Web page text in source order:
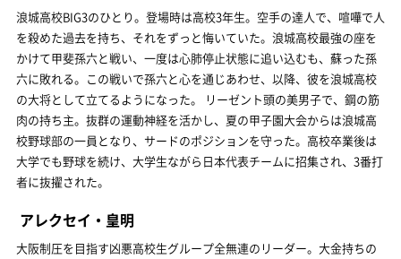
浪城高校BIG3のひとり。登場時は高校3年生。空手の達人で、喧嘩で人
を殺めた過去を持ち、それをずっと悔いていた。浪城高校最強の座を
かけて甲斐孫六と戦い、一度は心肺停止状態に追い込むも、蘇った孫
六に敗れる。この戦いで孫六と心を通じあわせ、以降、彼を浪城高校
の大将として立てるようになった。 リーゼント頭の美男子で、鋼の筋
肉の持ち主。抜群の運動神経を活かし、夏の甲子園大会からは浪城高
校野球部の一員となり、サードのポジションを守った。高校卒業後は
大学でも野球を続け、大学生ながら日本代表チームに招集され、3番打
者に抜擢された。
アレクセイ・皇明
大阪制圧を目指す凶悪高校生グループ全無連のリーダー。大金持ちの